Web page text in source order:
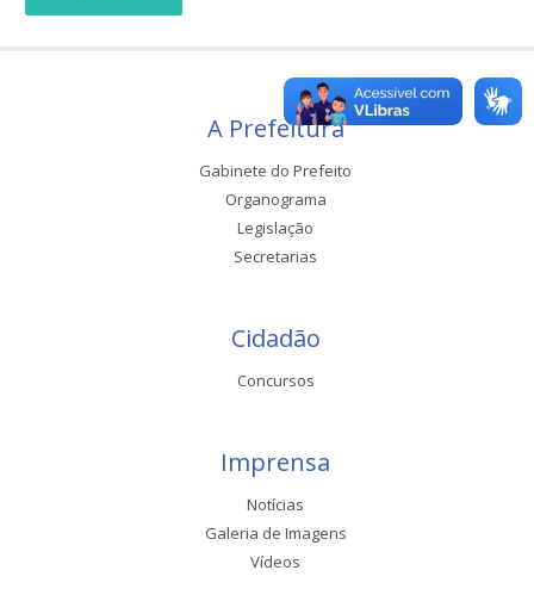
A Prefeitura
Gabinete do Prefeito
Organograma
Legislação
Secretarias
Cidadão
Concursos
Imprensa
Notícias
Galeria de Imagens
Vídeos